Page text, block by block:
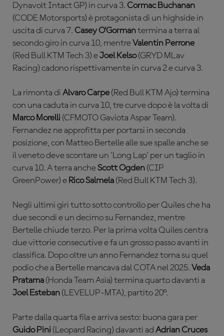
Dynavolt Intact GP) in curva 3. Cormac Buchanan
(CODE Motorsports) è protagonista di un highside in
uscita di curva 7. Casey O'Gormantermina a terra al
secondo giro in curva 10, mentreValentin Perrone
(Red Bull KTM Tech 3) eJoel Kelso(GRYD MLav
Racing) cadono rispettivamente in curva 2 e curva 3.
La rimonta di Alvaro Carpe (Red Bull KTM Ajo) termina
con una caduta in curva 10, tre curve dopo è la volta di
Marco Morelli (CFMOTO Gaviota Aspar Team).
Fernandez ne approfitta per portarsi in seconda
posizione, con Matteo Bertellealle sue spalle anche se
il veneto deve scontare un 'Long Lap' per un taglio in
curva 10. A terra ancheScott Ogden (CIP
GreenPower) e Rico Salmela (Red Bull KTM Tech 3).
Negli ultimi giri tutto sotto controllo per Quiles che ha
due secondi e un decimo su Fernandez, mentre
Bertelle chiude terzo. Per la prima volta Quiles centra
due vittorie consecutive e fa un grosso passo avanti in
classifica. Dopo oltre un anno Fernandez torna su quel
podio che a Bertelle mancava dal COTA nel 2025. Veda
Pratama (Honda Team Asia) termina quarto davanti a
Joel Esteban (LEVELUP-MTA), partito 20°.
Parte dalla quarta fila e arriva sesto: buona gara per
Guido Pini (Leopard Racing) davanti ad Adrian Cruces